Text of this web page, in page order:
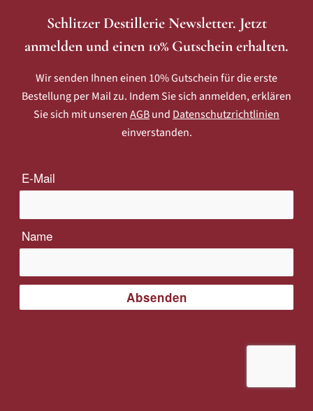
Schlitzer Destillerie Newsletter. Jetzt
anmelden und einen 10% Gutschein erhalten.
Wir senden Ihnen einen 10% Gutschein für die erste
Bestellung per Mail zu. Indem Sie sich anmelden, erklären
Sie sich mit unserenAGBund Datenschutzrichtlinien
einverstanden.